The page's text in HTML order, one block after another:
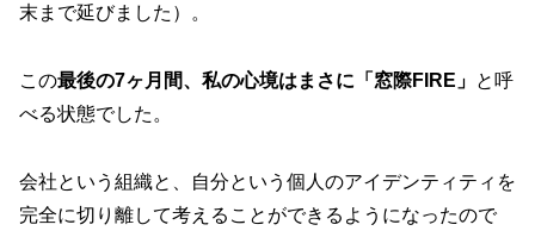
末まで延びました）。
この最後の7ヶ月間、私の心境はまさに「窓際FIRE」 と呼
べる状態でした。
会社という組織と、自分という個人のアイデンティティを
完全に切り離して考えることができるようになったので